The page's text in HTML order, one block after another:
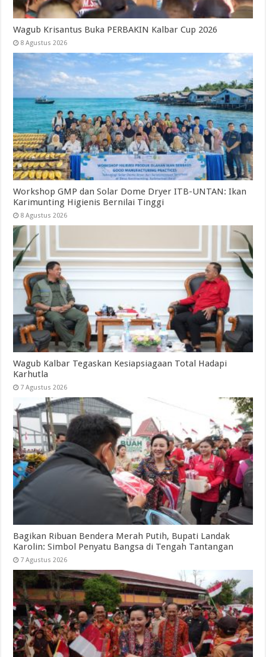
Wagub Krisantus Buka PERBAKIN Kalbar Cup 2026
8 Agustus 2026
Workshop GMP dan Solar Dome Dryer ITB-UNTAN: Ikan
Karimunting Higienis Bernilai Tinggi
8 Agustus 2026
Wagub Kalbar Tegaskan Kesiapsiagaan Total Hadapi
Karhutla
7 Agustus 2026
Bagikan Ribuan Bendera Merah Putih, Bupati Landak
Karolin: Simbol Penyatu Bangsa di Tengah Tantangan
7 Agustus 2026